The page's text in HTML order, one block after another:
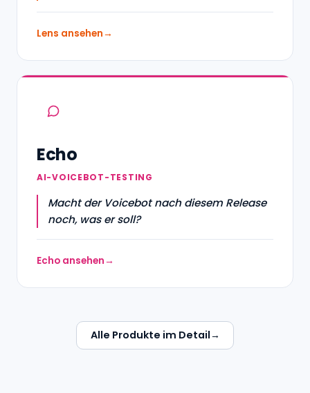
Lens ansehen
Echo
AI-VOICEBOT-TESTING
Macht der Voicebot nach diesem Release
noch, was er soll?
Echo ansehen
Alle Produkte im Detail